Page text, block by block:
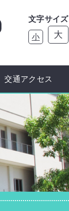
文字サイズ
小 大
交通アクセス